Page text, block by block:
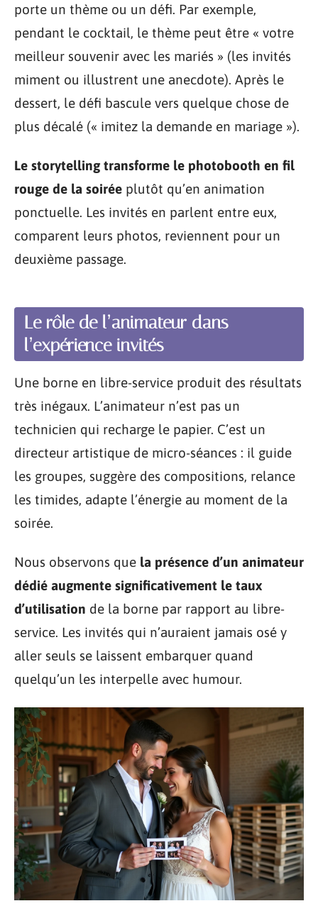
porte un thème ou un défi. Par exemple,
pendant le cocktail, le thème peut être « votre
meilleur souvenir avec les mariés » (les invités
miment ou illustrent une anecdote). Après le
dessert, le défi bascule vers quelque chose de
plus décalé (« imitez la demande en mariage »).
Le storytelling transforme le photobooth en fil
rouge de la soirée plutôt qu’en animation
ponctuelle. Les invités en parlent entre eux,
comparent leurs photos, reviennent pour un
deuxième passage.
Le rôle de l’animateur dans
l’expérience invités
Une borne en libre-service produit des résultats
très inégaux. L’animateur n’est pas un
technicien qui recharge le papier. C’est un
directeur artistique de micro-séances : il guide
les groupes, suggère des compositions, relance
les timides, adapte l’énergie au moment de la
soirée.
Nous observons que la présence d’un animateur
dédié augmente significativement le taux
d’utilisation de la borne par rapport au libre-
service. Les invités qui n’auraient jamais osé y
aller seuls se laissent embarquer quand
quelqu’un les interpelle avec humour.